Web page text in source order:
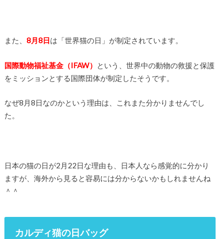
また、 8月8日 は「世界猫の日」が制定されています。
国際動物福祉基金（IFAW）
という、世界中の動物の救援と保護
をミッションとする国際団体が制定したそうです。
なぜ8月8日なのかという理由は、これまた分かりませんでし
た。
日本の猫の日が2月22日な理由も、日本人なら感覚的に分かり
ますが、海外から見ると容易には分からないかもしれませんね
＾＾
カルディ猫の日バッグ